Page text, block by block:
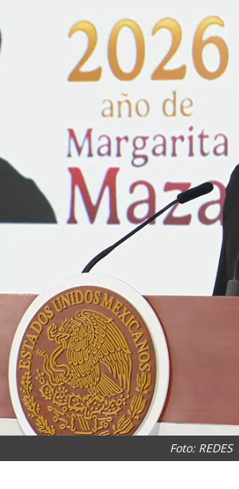
Foto: REDES